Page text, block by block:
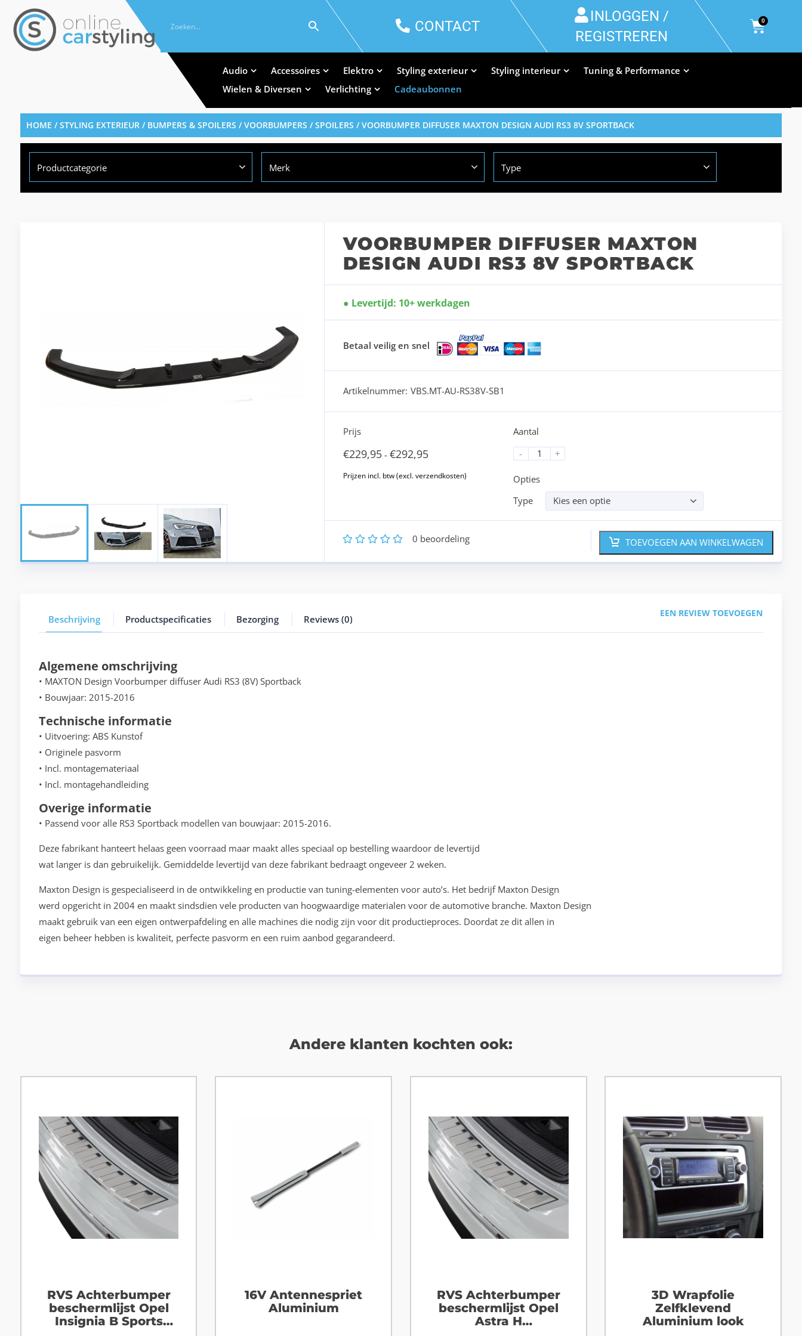
CONTACT
INLOGGEN /
REGISTREREN
0
Audio Accessoires Elektro Styling exterieur Styling interieur
Tuning & Performance
Wielen & Diversen
Verlichting Cadeaubonnen
HOME /STYLING EXTERIEUR/ BUMPERS & SPOILERS /VOORBUMPERS / SPOILERS / VOORBUMPER DIFFUSER MAXTON DESIGN AUDI RS3 8V SPORTBACK
Productcategorie Merk Type
VOORBUMPER DIFFUSER MAXTON
DESIGN AUDI RS3 8V SPORTBACK
Levertijd: 10+ werkdagen
Betaal veilig en snel
Artikelnummer: VBS.MT-AU-RS38V-SB1
Prijs
€229,95 - €292,95
Aantal
-
+
Opties
Type
Kies een optie
5
4
3
2 0 beoordeling TOEVOEGEN AAN WINKELWAGEN
Beschrijving Productspecificaties Bezorging Reviews (0)
EEN REVIEW TOEVOEGEN
Algemene omschrijving
• MAXTON Design Voorbumper diffuser Audi RS3 (8V) Sportback
• Bouwjaar: 2015-2016
Technische informatie
• Uitvoering: ABS Kunstof
• Originele pasvorm
• Incl. montagemateriaal
• Incl. montagehandleiding
Overige informatie
• Passend voor alle RS3 Sportback modellen van bouwjaar: 2015-2016.
Deze fabrikant hanteert helaas geen voorraad maar maakt alles speciaal op bestelling waardoor de levertijd
wat langer is dan gebruikelijk. Gemiddelde levertijd van deze fabrikant bedraagt ongeveer 2 weken.
Maxton Design is gespecialiseerd in de ontwikkeling en productie van tuning-elementen voor auto’s. Het bedrijf Maxton Design
werd opgericht in 2004 en maakt sindsdien vele producten van hoogwaardige materialen voor de automotive branche. Maxton Design
maakt gebruik van een eigen ontwerpafdeling en alle machines die nodig zijn voor dit productieproces. Doordat ze dit allen in
eigen beheer hebben is kwaliteit, perfecte pasvorm en een ruim aanbod gegarandeerd.
Andere klanten kochten ook:
RVS Achterbumper
beschermlijst Opel
Insignia B Sports
16V Antennespriet
Aluminium
RVS Achterbumper
beschermlijst Opel
Astra H
3D Wrapfolie
Zelfklevend
Aluminium look